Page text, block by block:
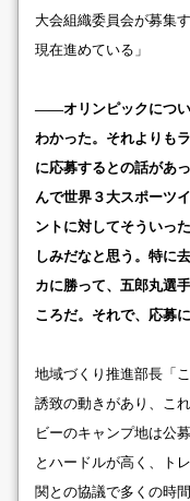
大会組織委員会が募集
現在進めている」
――オリンピックについ
わかった。それよりも
に応募するとの話があ
んで世界３大スポーツ
ントに対してそういっ
しみだなと思う。特に
カに勝って、五郎丸選
ころだ。それで、応募
地域づくり推進部長「
誘致の動きがあり、こ
ビーのキャンプ地は公
とハードルが高く、ト
関との協議で多くの時